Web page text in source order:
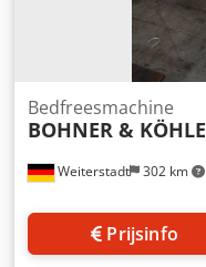
Weiterstadt 302 km
Bedfreesmachine
BOHNER & KÖHLE
Prijsinfo